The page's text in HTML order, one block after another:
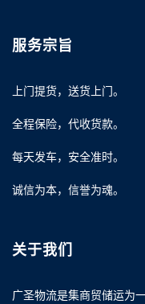
服务宗旨
上门提货，送货上门。
全程保险，代收货款。
每天发车，安全准时。
诚信为本，信誉为魂。
关于我们
广圣物流是集商贸储运为